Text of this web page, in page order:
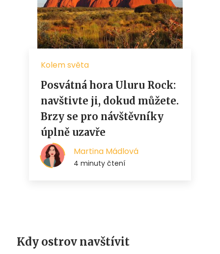
Kdy ostrov navštívit